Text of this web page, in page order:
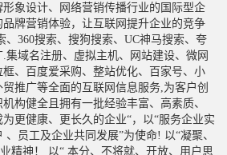
象设计、网络营销传播行业的国际型企
牌营销体验，让互联网提升企业的竞争
、360搜索、搜狗搜索、UC神马搜索、夸
集域名注册、虚拟主机、网站建设、微网
、百度爱采购、整站优化、百家号、小
推广等全面的互联网信息服务,为客户创
构健全且拥有一批经验丰富、高素质、
更健康、更长久的企业“，以“服务企业实
员工及企业共同发展”为使命! 以“凝聚、
精神！ 以“ 本分、不将就、开放、用户思